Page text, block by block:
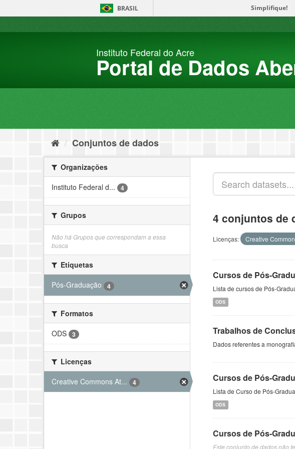
BRASIL Simplifique!
Instituto Federal do Acre
Portal de Dados
Conjuntos de dados
Organizações
Instituto Federal d...
4
Grupos
Não há Grupos que correspondam a essa
busca
Etiquetas
Pós-Graduação
4
Formatos
ODS
3
Licenças
Creative Commons At...
4
4 conjuntos de
Licenças: Creative
Cursos de Pós-
Lista de cursos de Pós-
ODS
Trabalhos de
Dados referentes a
Cursos de Pós-
Lista de Curso de Pós-
ODS
Cursos de Pós-
Este conjunto de dados não